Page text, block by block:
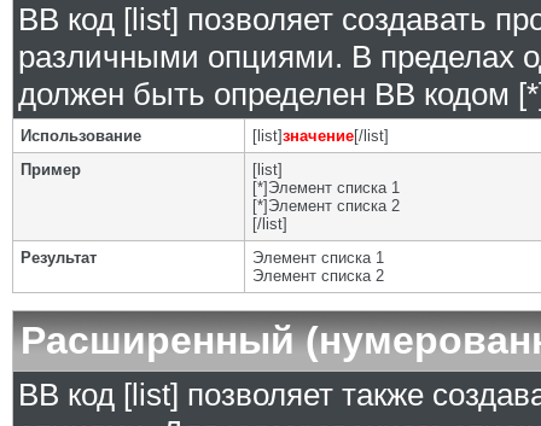
BB код [list] позволяет создавать
различными опциями. В пределах
должен быть определен BB кодом
Использование [list]значение[/list]
Пример
[list]
[*]Элемент списка 1
[*]Элемент списка 2
[/list]
Результат
Элемент списка 1
Элемент списка 2
Расширенный
BB код [list] позволяет также